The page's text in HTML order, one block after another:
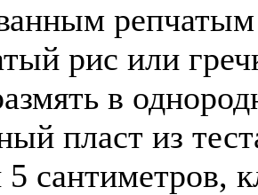
рис или
в
пласт из
5 сантиметров,